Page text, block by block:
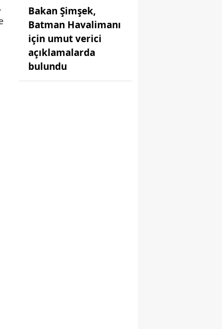
Bakan Şimşek,
Batman Havalimanı
için umut verici
açıklamalarda
bulundu